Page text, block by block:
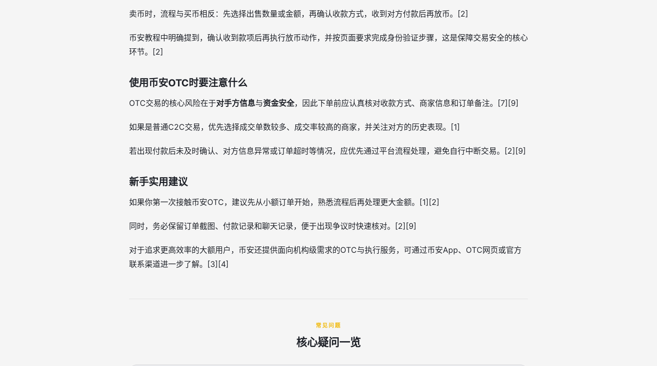
卖币时，流程与买币相反：先选择出售数量或金额，再确认收款方式，收到对方付款后再放币。[2]
币安教程中明确提到，确认收到款项后再执行放币动作，并按页面要求完成身份验证步骤，这是保障交易安全的核心
环节。[2]
使用币安OTC时要注意什么
OTC交易的核心风险在于对手方信息与资金安全，因此下单前应认真核对收款方式、商家信息和订单备注。[7][9]
如果是普通C2C交易，优先选择成交单数较多、成交率较高的商家，并关注对方的历史表现。[1]
若出现付款后未及时确认、对方信息异常或订单超时等情况，应优先通过平台流程处理，避免自行中断交易。[2][9]
新手实用建议
如果你第一次接触币安OTC，建议先从小额订单开始，熟悉流程后再处理更大金额。[1][2]
同时，务必保留订单截图、付款记录和聊天记录，便于出现争议时快速核对。[2][9]
对于追求更高效率的大额用户，币安还提供面向机构级需求的OTC与执行服务，可通过币安App、OTC网页或官方
联系渠道进一步了解。[3][4]
常见问题
核心疑问一览